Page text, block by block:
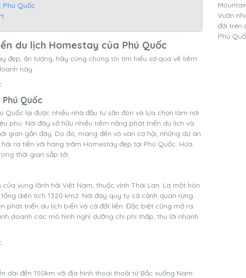
Phú Quốc
du lịch Homestay của Phú Quốc
đẹp, ấn tượng, hãy cùng chúng tôi tìm hiểu sơ qua về tiềm
này.
Quốc
Quốc lại được nhiều nhà đầu tư săn đón và lựa chọn làm nơi
phú. Nơi đây sở hữu nhiều tiềm năng phát triển du lịch và
gian gần đây. Do đó, mang đến vô vàn cơ hội, những dự án
ra tiền với hàng trăm Homestay đẹp tại Phú Quốc. Hứa
thời gian sắp tới.
vùng lãnh hải Việt Nam, thuộc vịnh Thái Lan. Là một hòn
diện tích 1320 km2. Nơi đây quy tụ cả cảnh quan rừng
phát triển du lịch biển và cả đất liền. Đặc biệt cũng mở ra
doanh các mô hình nghỉ dưỡng chi phí thấp, thu lời nhanh
dài đến 150km với địa hình thoai thoải từ Bắc xuống Nam.